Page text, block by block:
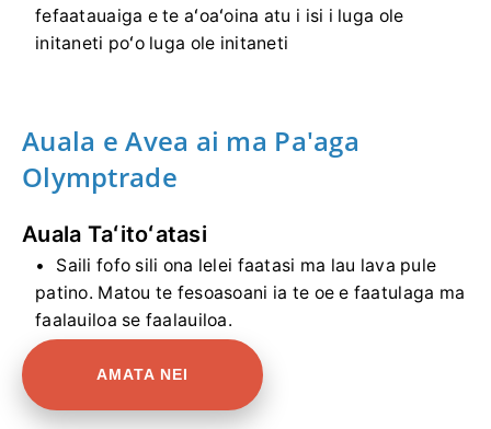
fefaatauaiga e te aʻoaʻoina atu i isi i luga ole
initaneti poʻo luga ole initaneti
Auala e Avea ai ma Pa'aga
Olymptrade
Auala Taʻitoʻatasi
Saili fofo sili ona lelei faatasi ma lau lava pule
patino. Matou te fesoasoani ia te oe e faatulaga ma
faalauiloa se faalauiloa.
AMATA NEI